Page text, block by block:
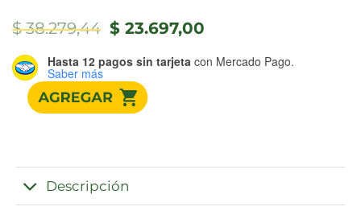
$38.279,44 El
precio
original
era:
$ 38.279,44.
$ 23.697,00
actual
es:
Hasta 12 pagos sin tarjeta con Mercado Pago.
Saber más
Descripción